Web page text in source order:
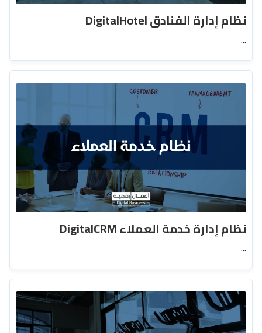
نظام إدارة الفنادق DigitalHotel
...
نظام إدارة خدمة العملاء DigitalCRM
...